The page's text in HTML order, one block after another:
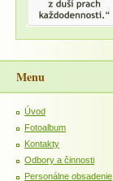
Menu
Úvod
Fotoalbum
Kontakty
Odbory a činnosti
Personálne obsadenie